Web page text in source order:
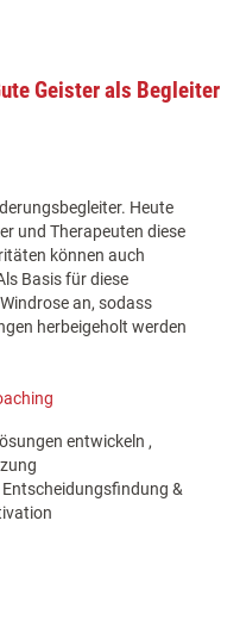
Geister als Begleiter
Heute
und Therapeuten diese
können auch
Basis für diese
an, sodass
herbeigeholt werden
entwickeln ,
&